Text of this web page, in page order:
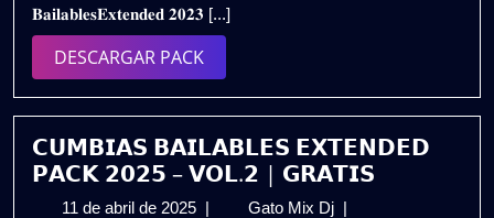
𝗗𝗘𝗦𝗖𝗔𝗥𝗚𝗔
𝗚𝗥𝗔𝗧𝗜𝗦)
𝐁𝐚𝐢𝐥𝐚𝐛𝐥𝐞𝐬𝐄𝐱𝐭𝐞𝐧𝐝𝐞𝐝 𝟐𝟎𝟐𝟑 [...]
DESCARGAR PACKDESCARGAR
PACK
𝗖𝗨𝗠𝗕𝗜𝗔𝗦 𝗕𝗔𝗜𝗟𝗔𝗕𝗟𝗘𝗦 𝗘𝗫𝗧𝗘𝗡𝗗𝗘𝗗
𝗣𝗔𝗖𝗞 𝟮𝟬𝟮𝟱 – 𝗩𝗢𝗟.𝟮 | 𝗚𝗥𝗔𝗧𝗜𝗦
11 de abril de 2025 11| Gato Mix Dj 𝗖𝗨𝗠𝗕𝗜𝗔𝗦
|